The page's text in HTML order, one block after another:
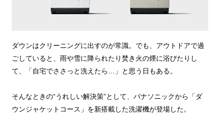
ダウンはクリーニングに出すのが常識。でも、アウトドアで過
ごしていると、雨や雪に降られたり焚き火の煙に浴びたりし
て、「自宅でささっと洗えたら…」と思う日もある。
そんなときの“うれしい解決策”として、パナソニックから「ダ
ウンジャケットコース」を新搭載した洗濯機が登場した。